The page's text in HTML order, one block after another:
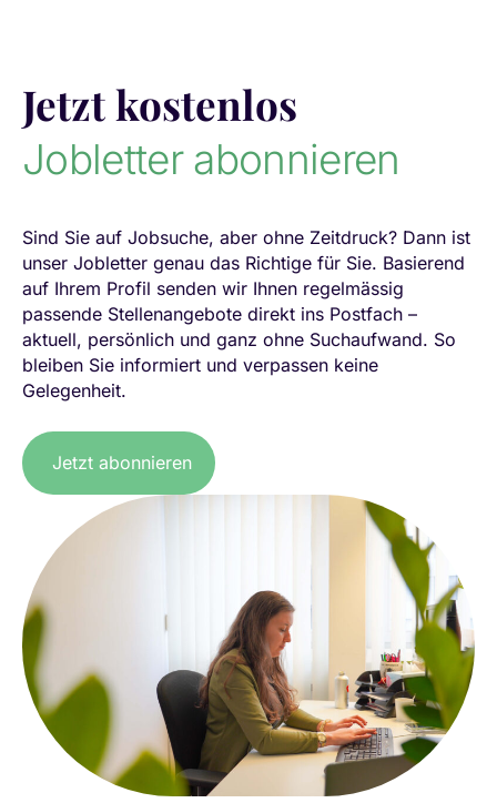
Jetzt kostenlos
Jobletter abonnieren
Sind Sie auf Jobsuche, aber ohne Zeitdruck? Dann ist
unser Jobletter genau das Richtige für Sie. Basierend
auf Ihrem Profil senden wir Ihnen regelmässig
passende Stellenangebote direkt ins Postfach –
aktuell, persönlich und ganz ohne Suchaufwand. So
bleiben Sie informiert und verpassen keine
Gelegenheit.
Jetzt abonnieren